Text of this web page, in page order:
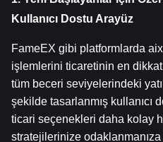
Kullanıcı Dostu Arayüz
FameEX gibi platformlarda
işlemlerini ticaretinin en
tüm beceri seviyelerindeki
şekilde tasarlanmış kullanıcı
ticari seçenekleri daha kolay
stratejilerinize odaklanmanıza